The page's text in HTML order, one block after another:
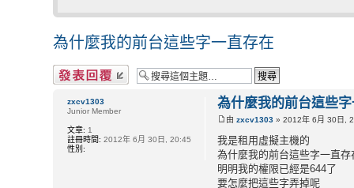
為什麼我的前台這些字一直存在
發表回覆
為什麼我的前台這些
由zxcv1303 » 2012年 6月 30日,
我是租用虛擬主機的
為什麼我的前台這些字一直存
明明我的權限已經是644了
要怎麼把這些字弄掉呢
zxcv1303
Junior Member
文章: 1
註冊時間: 2012年 6月 30日, 20:45
性別: